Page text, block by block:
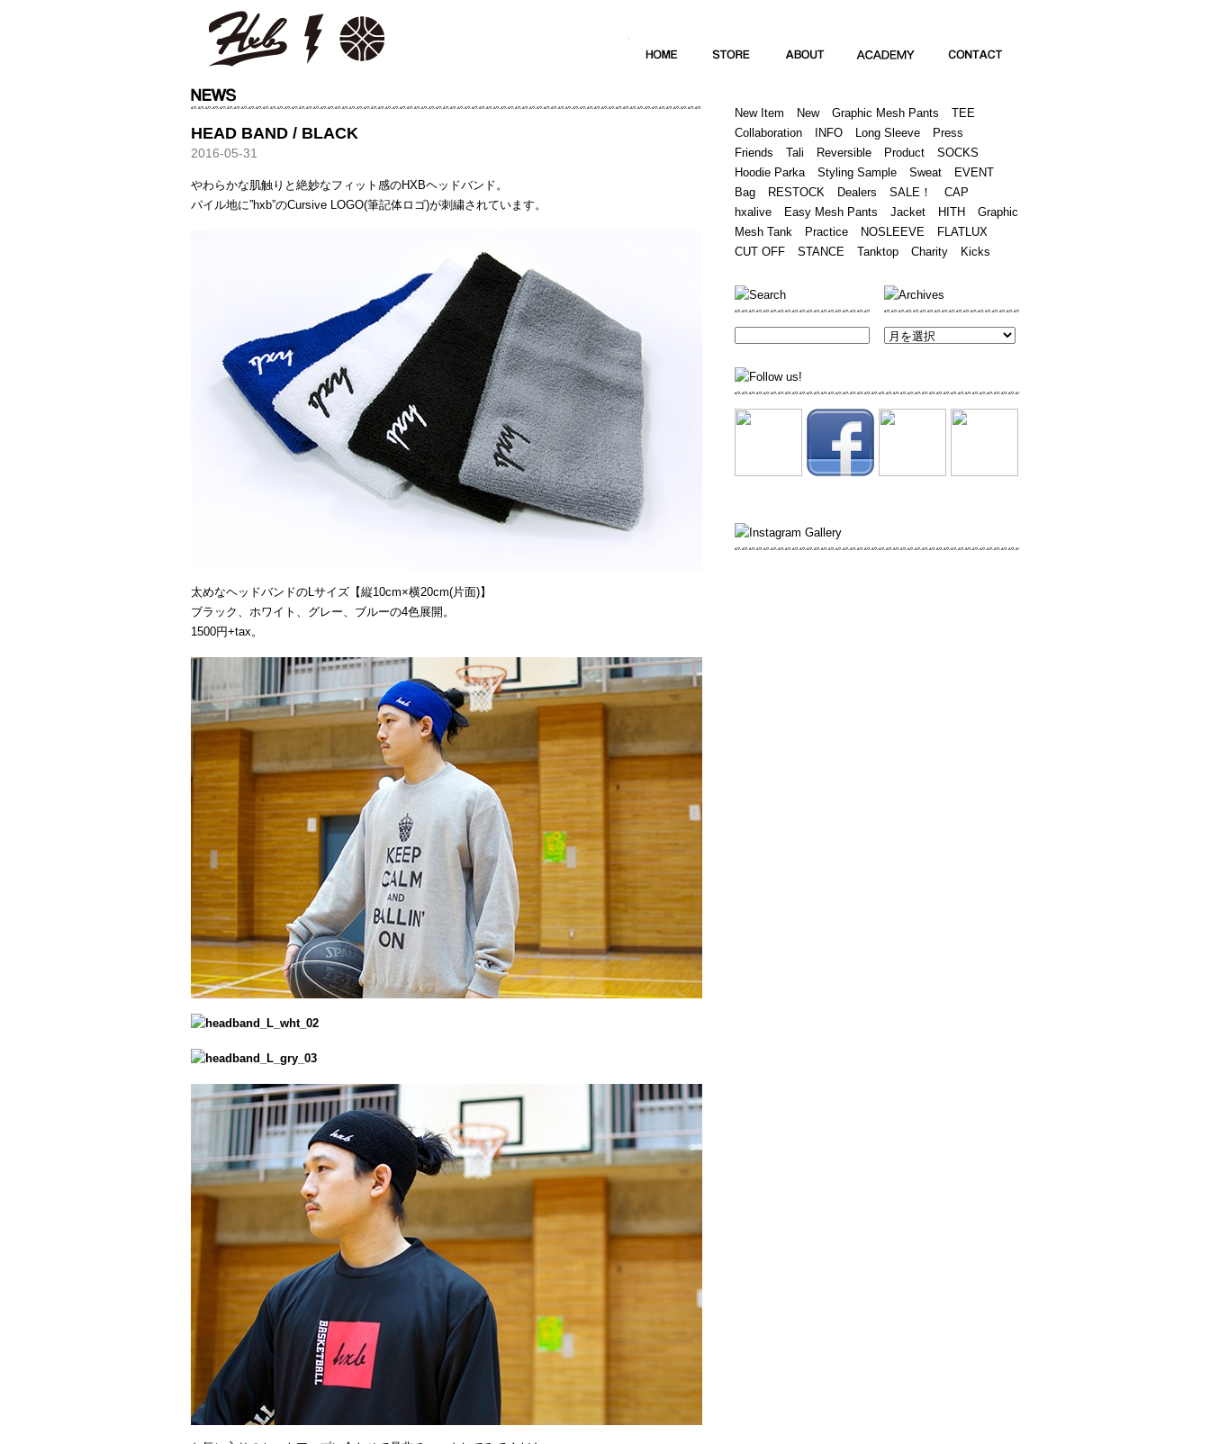
HEAD BAND / BLACK
2016-05-31
やわらかな肌触りと絶妙なフィット感のHXBヘッドバンド。
パイル地に”hxb”のCursive LOGO(筆記体ロゴ)が刺繍されています。
太めなヘッドバンドのLサイズ【縦10cm×横20cm(片面)】
ブラック、ホワイト、グレー、ブルーの4色展開。
1500円+tax。
New Item New Graphic Mesh Pants
TEE
Collaboration
INFO Long Sleeve
Press
Friends
Tali Reversible Product
SOCKS
Hoodie Parka
Styling Sample Sweat
EVENT
Bag
RESTOCK Dealers SALE！
CAP
hxalive
Easy Mesh Pants Jacket HITH
Graphic
Mesh Tank
Practice NOSLEEVE
FLATLUX
CUT OFF
STANCE Tanktop Charity Kicks